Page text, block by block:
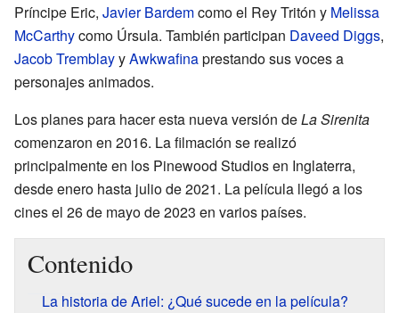
Príncipe Eric, Javier Bardemcomo el Rey Tritón y Melissa
McCarthycomo Úrsula. También participan Daveed Diggs,
Jacob TremblayyAwkwafinaprestando sus voces a
personajes animados.
Los planes para hacer esta nueva versión deLa Sirenita
comenzaron en 2016. La filmación se realizó
principalmente en los Pinewood Studios en Inglaterra,
desde enero hasta julio de 2021. La película llegó a los
cines el 26 de mayo de 2023 en varios países.
Contenido
La historia de Ariel: ¿Qué sucede en la película?